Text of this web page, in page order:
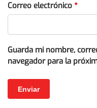
Correo electrónico *
Guarda mi nombre,
navegador para la